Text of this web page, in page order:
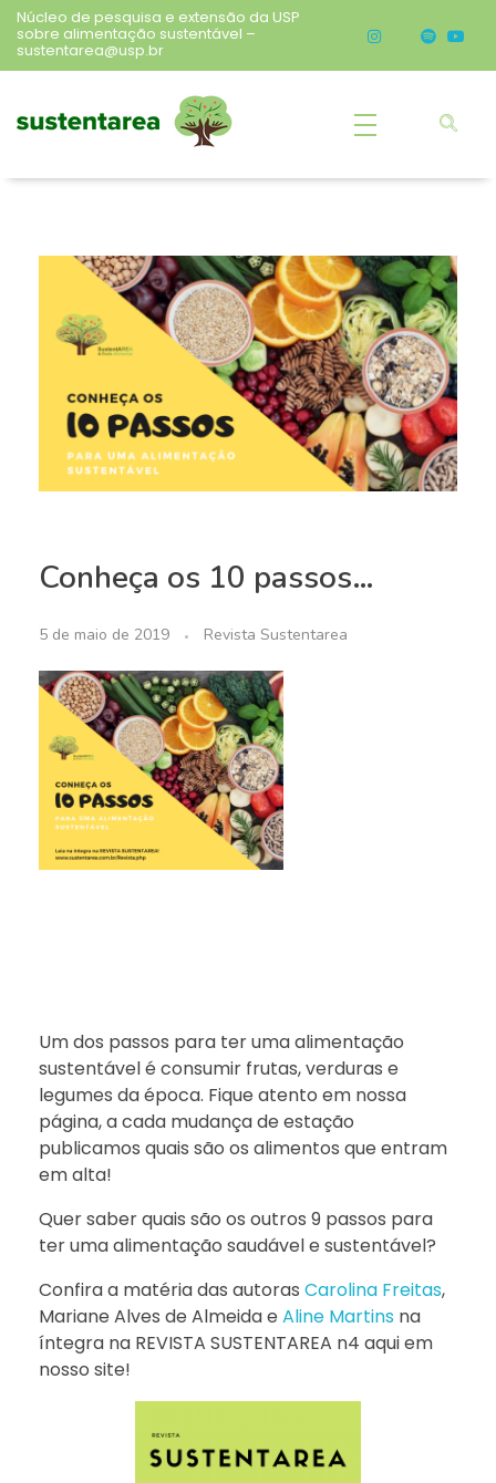
Núcleo de pesquisa e extensão da USP
sobre alimentação sustentável –
sustentarea@usp.br
Sustentarea
Conheça os 10 passos…
5 de maio de 2019 Revista Sustentarea
Um dos passos para ter uma alimentação
sustentável é consumir frutas, verduras e
legumes da época. Fique atento em nossa
página, a cada mudança de estação
publicamos quais são os alimentos que entram
em alta!
Quer saber quais são os outros 9 passos para
ter uma alimentação saudável e sustentável?
Confira a matéria das autoras Carolina Freitas,
Mariane Alves de Almeida e Aline Martins na
íntegra na REVISTA SUSTENTAREA n4 aqui em
nosso site!